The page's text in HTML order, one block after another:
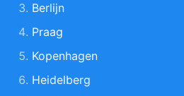
Berlijn
Praag
Kopenhagen
Heidelberg